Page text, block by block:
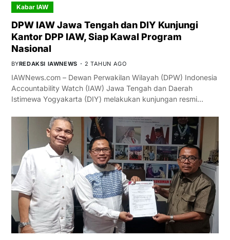
Kabar IAW
DPW IAW Jawa Tengah dan DIY Kunjungi
Kantor DPP IAW, Siap Kawal Program
Nasional
BYREDAKSI IAWNEWS 2 TAHUN AGO
IAWNews.com – Dewan Perwakilan Wilayah (DPW) Indonesia
Accountability Watch (IAW) Jawa Tengah dan Daerah
Istimewa Yogyakarta (DIY) melakukan kunjungan resmi…